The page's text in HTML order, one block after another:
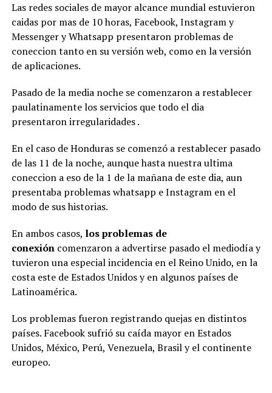
Las redes sociales de mayor alcance mundial estuvieron
caidas por mas de 10 horas, Facebook, Instagram y
Messenger y Whatsapp presentaron problemas de
coneccion tanto en su versión web, como en la versión
de aplicaciones.
Pasado de la media noche se comenzaron a restablecer
paulatinamente los servicios que todo el dia
presentaron irregularidades .
En el caso de Honduras se comenzó a restablecer pasado
de las 11 de la noche, aunque hasta nuestra ultima
coneccion a eso de la 1 de la mañana de este dia, aun
presentaba problemas whatsapp e Instagram en el
modo de sus historias.
En ambos casos, los problemas de
conexióncomenzaron a advertirse pasado el mediodía y
tuvieron una especial incidencia en el Reino Unido, en la
costa este de Estados Unidos y en algunos países de
Latinoamérica.
Los problemasfueron registrando quejas en distintos
países. Facebook sufrió su caída mayor en Estados
Unidos, México, Perú, Venezuela, Brasil y el continente
europeo.